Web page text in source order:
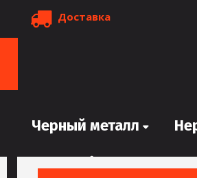
Доставка
Черный металл